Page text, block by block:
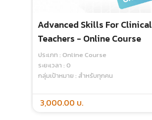
Advanced Skills For Clinical
Teachers - Online Course
ประเภท : Online Course
ระยะเวลา : 0
กลุ่มเป้าหมาย : สำหรับทุกคน
3,000.00 บ.